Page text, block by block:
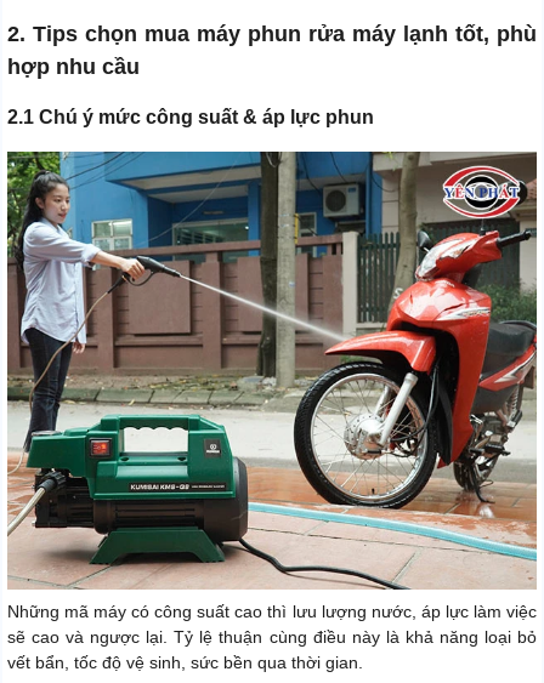
2. Tips chọn mua máy phun rửa máy lạnh tốt, phù
hợp nhu cầu
2.1 Chú ý mức công suất & áp lực phun
Những mã máy có công suất cao thì lưu lượng nước, áp lực làm việc
sẽ cao và ngược lại. Tỷ lệ thuận cùng điều này là khả năng loại bỏ
vết bẩn, tốc độ vệ sinh, sức bền qua thời gian.